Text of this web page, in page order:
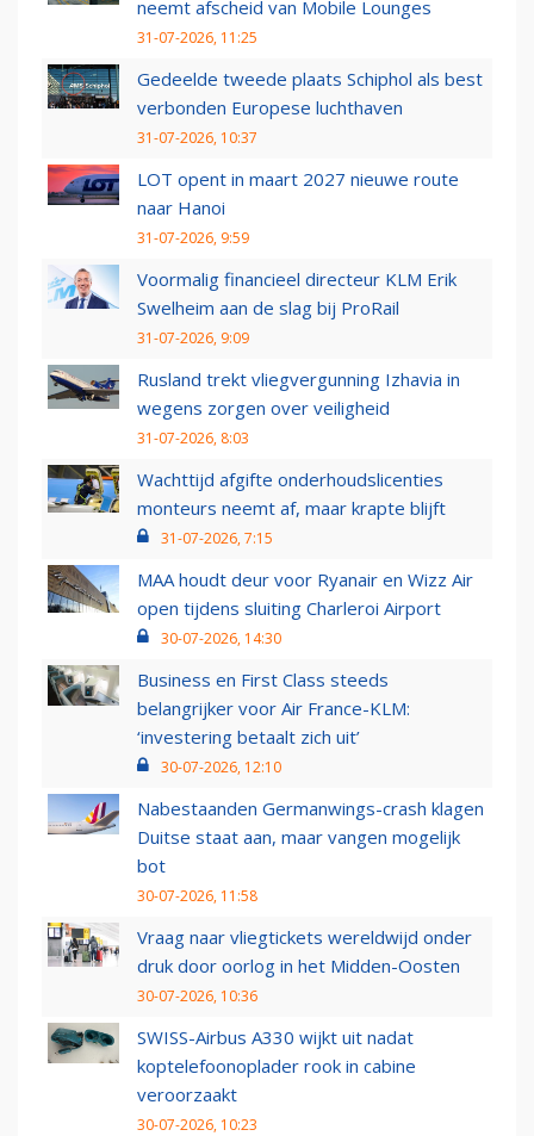
neemt afscheid van Mobile Lounges
31-07-2026, 11:25
Gedeelde tweede plaats Schiphol als best
verbonden Europese luchthaven
31-07-2026, 10:37
LOT opent in maart 2027 nieuwe route
naar Hanoi
31-07-2026, 9:59
Voormalig financieel directeur KLM Erik
Swelheim aan de slag bij ProRail
31-07-2026, 9:09
Rusland trekt vliegvergunning Izhavia in
wegens zorgen over veiligheid
31-07-2026, 8:03
Wachttijd afgifte onderhoudslicenties
monteurs neemt af, maar krapte blijft
31-07-2026, 7:15
MAA houdt deur voor Ryanair en Wizz Air
open tijdens sluiting Charleroi Airport
30-07-2026, 14:30
Business en First Class steeds
belangrijker voor Air France-KLM:
‘investering betaalt zich uit’
30-07-2026, 12:10
Nabestaanden Germanwings-crash klagen
Duitse staat aan, maar vangen mogelijk
bot
30-07-2026, 11:58
Vraag naar vliegtickets wereldwijd onder
druk door oorlog in het Midden-Oosten
30-07-2026, 10:36
SWISS-Airbus A330 wijkt uit nadat
koptelefoonoplader rook in cabine
veroorzaakt
30-07-2026, 10:23